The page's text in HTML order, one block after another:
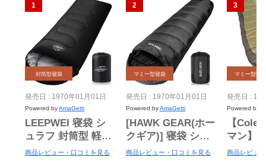
封筒型寝袋
発売日 : 1970年01月01日
Powered byAmaGetti
LEEPWEI 寝袋 シ
ュラフ 封筒型 軽量
保温 耐寒 防水 コ
商品レビュー・口コミを見る
マミー型寝袋
発売日 : 1970年01月01日
Powered byAmaGetti
[HAWK GEAR(ホー
クギア)] 寝袋 シュ
ラフ マミー型 キャ
商品レビュー・口コミを見る
マミー型寝袋
発売日 :
Powered by
【
マン】
袋(マミ
商品レビュ